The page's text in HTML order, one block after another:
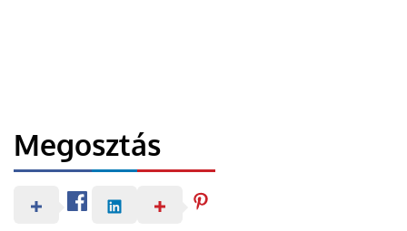
Megosztás